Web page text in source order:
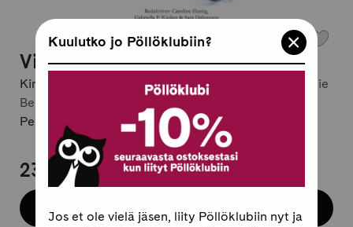
Vintergnista
Kirjailija:
Sara Dalengren / Gabriella P. Kjeilen / Emelie
Beijer / N/A
Pehmeäkantinen, ruotsi
23,95 €
Kuulutko jo Pöllöklubiin?
Jos et ole vielä jäsen, liity Pöllöklubiin nyt ja